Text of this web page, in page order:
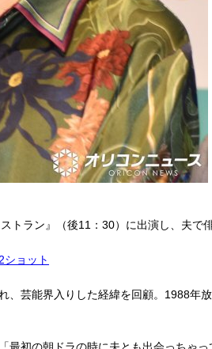
ラン』（後11：30）に出演し、夫で
ショット
芸能界入りした経緯を回顧。1988年